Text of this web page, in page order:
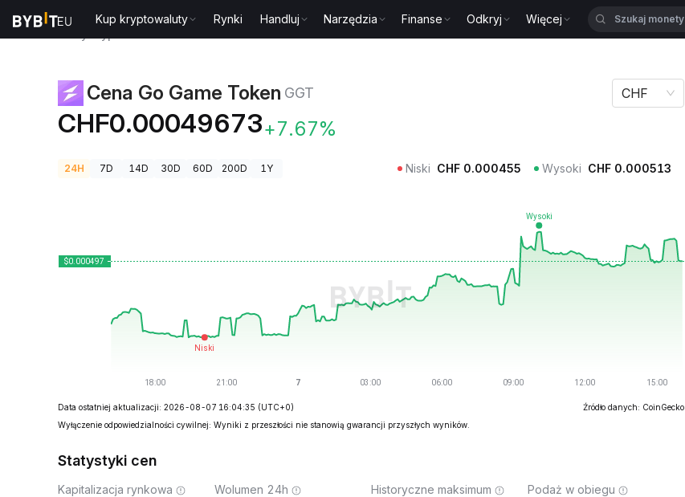
Kup kryptowaluty Rynki Handluj Narzędzia Finanse Odkryj Więcej
Cena Go Game Token GGT
CHF0.00049673+7.67%
CHF
24H 7D 14D 30D 60D 200D 1Y Niski CHF 0.000455 Wysoki CHF 0.000513
Data ostatniej aktualizacji: 2026-08-07 16:04:35 (UTC+0)
Źródło danych: CoinGecko
Wyłączenie odpowiedzialności cywilnej: Wyniki z przeszłości nie stanowią gwarancji przyszłych wyników.
Statystyki cen
Kapitalizacja rynkowa Wolumen 24h Historyczne maksimum Podaż w obiegu